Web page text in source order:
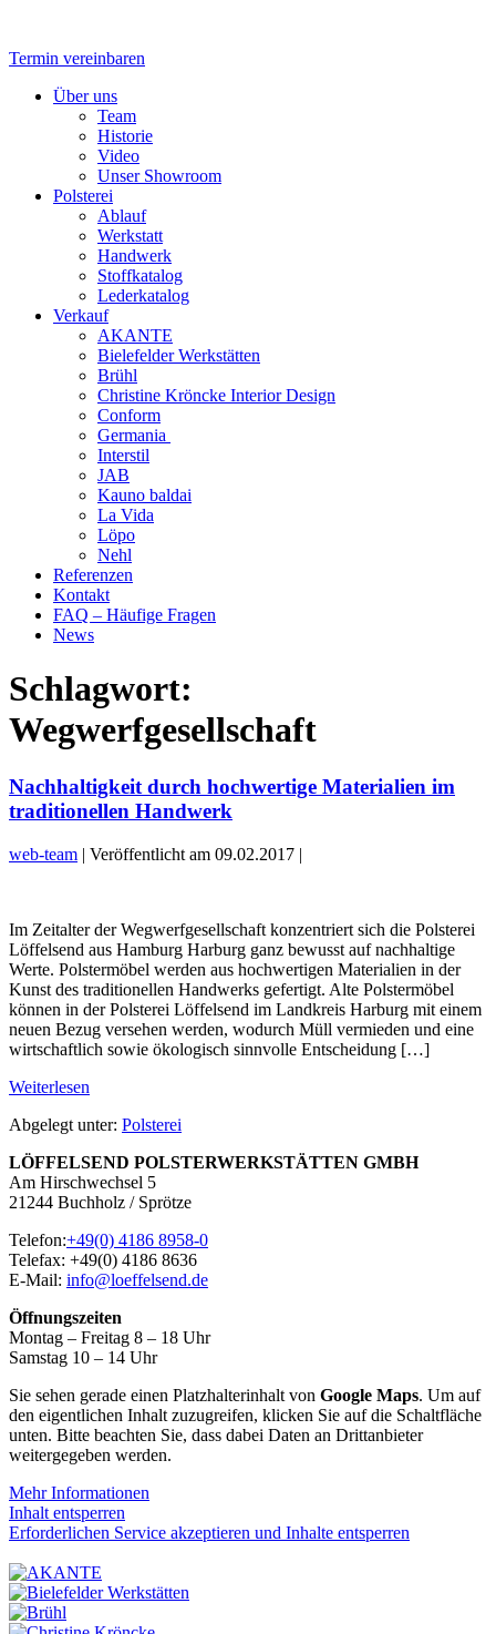
springen
Termin vereinbaren
Flyout Über uns
Team
Historie
Video
Unser Showroom
Polsterei
Ablauf
Werkstatt
Handwerk
Stoffkatalog
Lederkatalog
Verkauf
AKANTE
Bielefelder Werkstätten
Brühl
Christine Kröncke Interior Design
Conform
Germania
Interstil
JAB
Kauno baldai
La Vida
Löpo
Nehl
Referenzen
Kontakt
FAQ – Häufige Fragen
News
Schlagwort:
Wegwerfgesellschaft
Nachhaltigkeit durch hochwertige Materialien im
traditionellen Handwerk
web-team | Veröffentlicht am 09.02.2017 |
hochwertige
Materialien
im
traditionellen
Handwerk
Im Zeitalter der Wegwerfgesellschaft konzentriert sich die Polsterei
Löffelsend aus Hamburg Harburg ganz bewusst auf nachhaltige
Werte. Polstermöbel werden aus hochwertigen Materialien in der
Kunst des traditionellen Handwerks gefertigt. Alte Polstermöbel
können in der Polsterei Löffelsend im Landkreis Harburg mit einem
neuen Bezug versehen werden, wodurch Müll vermieden und eine
wirtschaftlich sowie ökologisch sinnvolle Entscheidung […]
Weiterlesen
hochwertige
im
traditionellen
Handwerk
Abgelegt unter: Polsterei
LÖFFELSEND POLSTERWERKSTÄTTEN GMBH
Am Hirschwechsel 5
21244 Buchholz / Sprötze
Telefon:+49(0) 4186 8958-0
Telefax: +49(0) 4186 8636
E-Mail: info@loeffelsend.de
Öffnungszeiten
Montag – Freitag 8 – 18 Uhr
Samstag 10 – 14 Uhr
Sie sehen gerade einen Platzhalterinhalt von Google Maps. Um auf
den eigentlichen Inhalt zuzugreifen, klicken Sie auf die Schaltfläche
unten. Bitte beachten Sie, dass dabei Daten an Drittanbieter
weitergegeben werden.
Mehr Informationen
Inhalt entsperren
Erforderlichen Service akzeptieren und Inhalte entsperren